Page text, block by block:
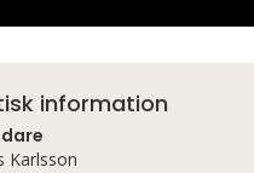
information
Karlsson